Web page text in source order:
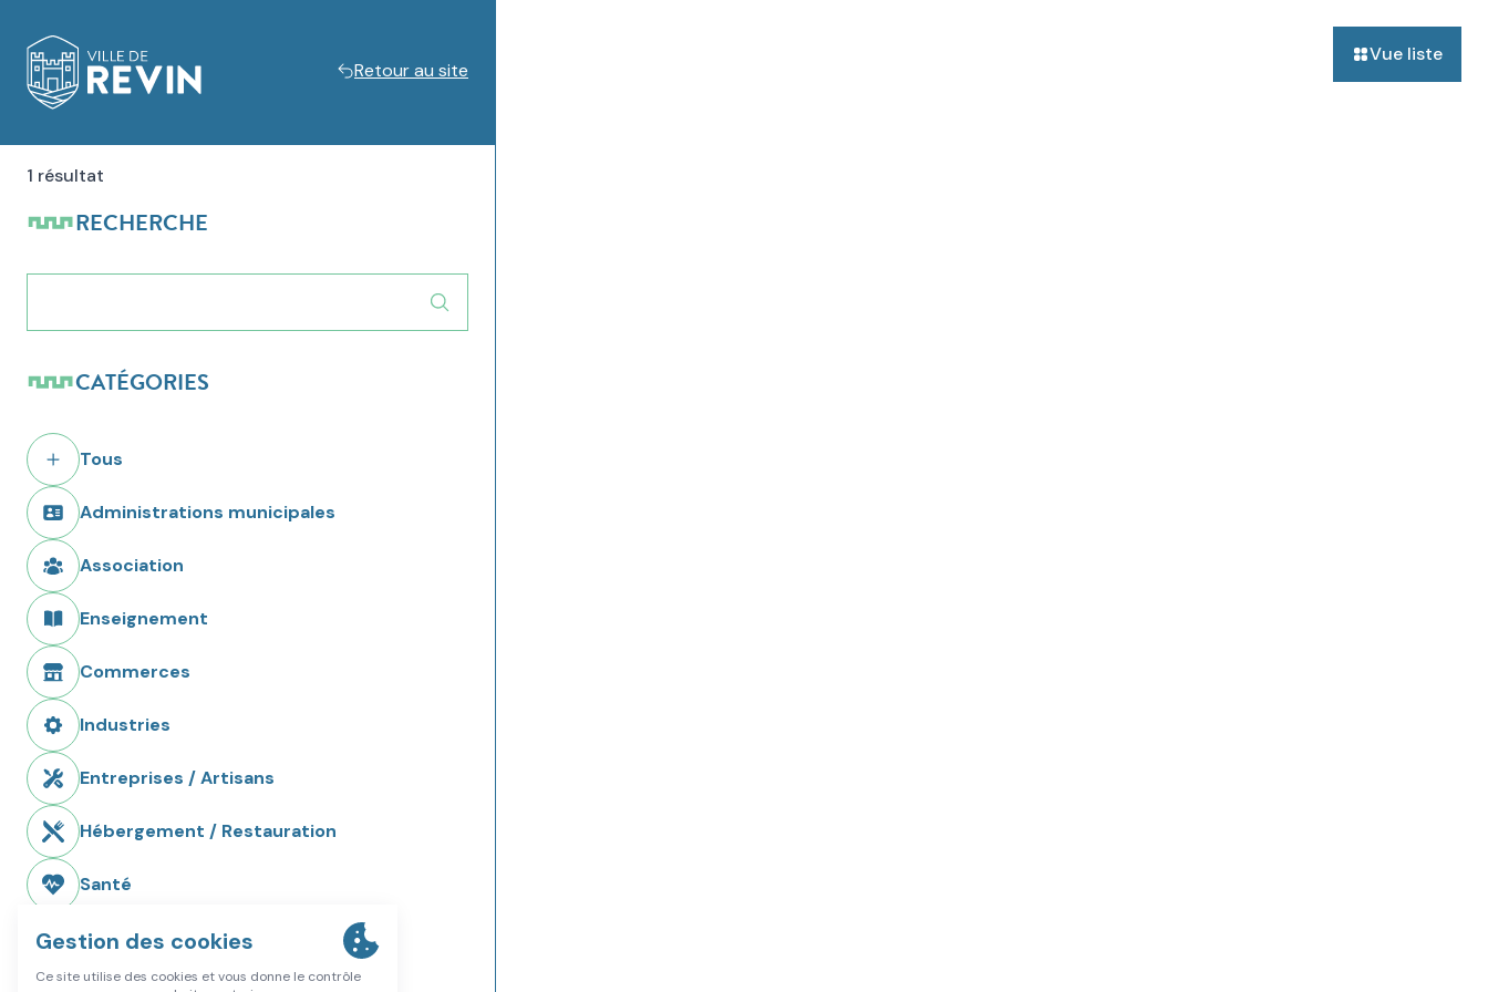
Retour au site
1 résultat
RECHERCHE
CATÉGORIES
Tous
Administrations municipales
Association
Enseignement
Commerces
Industries
Entreprises / Artisans
Hébergement / Restauration
Santé
Vue liste